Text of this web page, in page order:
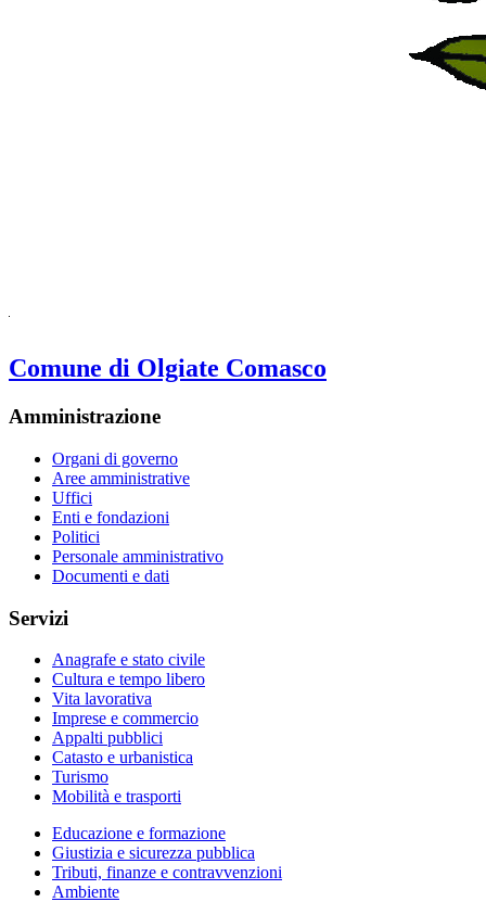
Comune di Olgiate Comasco
Amministrazione
Organi di governo
Aree amministrative
Uffici
Enti e fondazioni
Politici
Personale amministrativo
Documenti e dati
Servizi
Anagrafe e stato civile
Cultura e tempo libero
Vita lavorativa
Imprese e commercio
Appalti pubblici
Catasto e urbanistica
Turismo
Mobilità e trasporti
Educazione e formazione
Giustizia e sicurezza pubblica
Tributi, finanze e contravvenzioni
Ambiente